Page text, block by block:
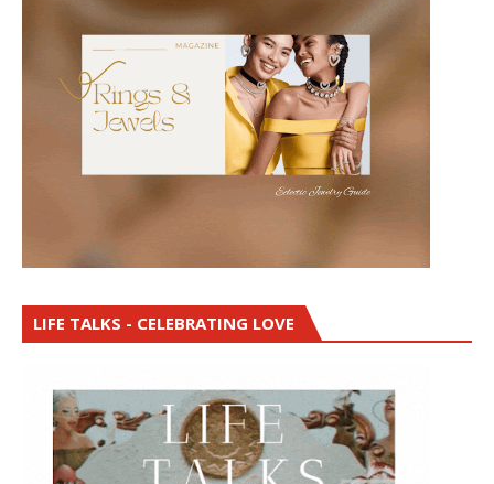
LIFE TALKS - CELEBRATING LOVE